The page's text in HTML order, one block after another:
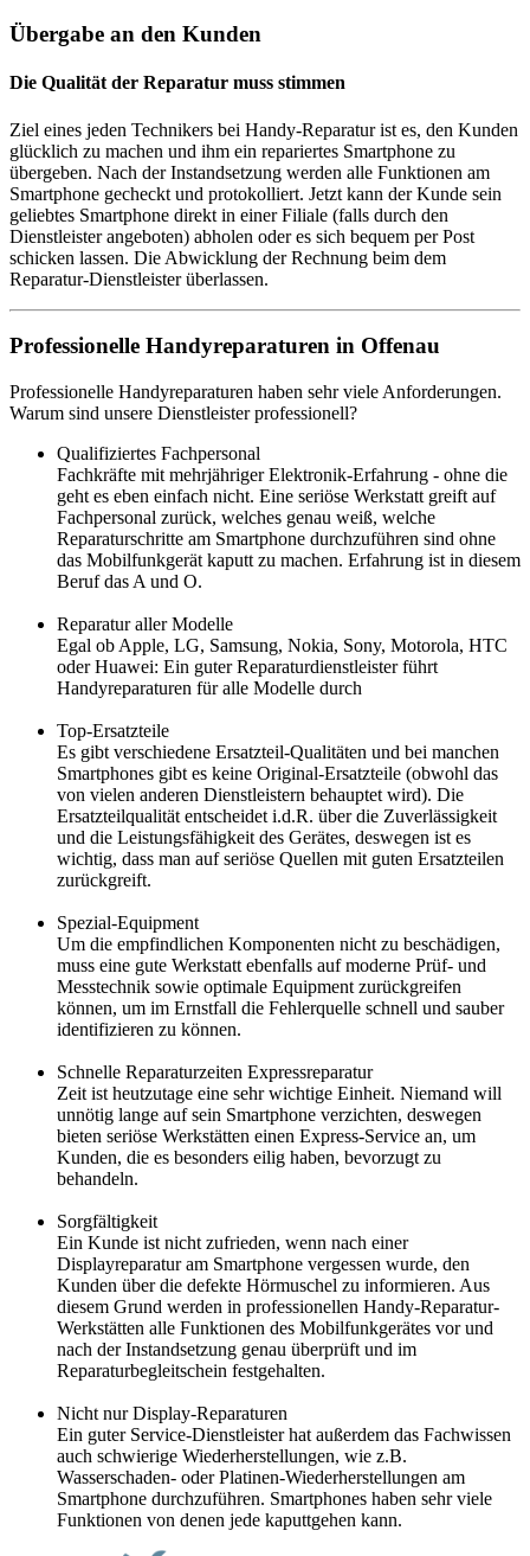
Übergabe an den Kunden
Die Qualität der Reparatur muss stimmen
Ziel eines jeden Technikers bei Handy-Reparatur ist es, den Kunden
glücklich zu machen und ihm ein repariertes Smartphone zu
übergeben. Nach der Instandsetzung werden alle Funktionen am
Smartphone gecheckt und protokolliert. Jetzt kann der Kunde sein
geliebtes Smartphone direkt in einer Filiale (falls durch den
Dienstleister angeboten) abholen oder es sich bequem per Post
schicken lassen. Die Abwicklung der Rechnung beim dem
Reparatur-Dienstleister überlassen.
Professionelle Handyreparaturen in Offenau
Professionelle Handyreparaturen haben sehr viele Anforderungen.
Warum sind unsere Dienstleister professionell?
Qualifiziertes Fachpersonal
Fachkräfte mit mehrjähriger Elektronik-Erfahrung - ohne die
geht es eben einfach nicht. Eine seriöse Werkstatt greift auf
Fachpersonal zurück, welches genau weiß, welche
Reparaturschritte am Smartphone durchzuführen sind ohne
das Mobilfunkgerät kaputt zu machen. Erfahrung ist in diesem
Beruf das A und O.
Reparatur aller Modelle
Egal ob Apple, LG, Samsung, Nokia, Sony, Motorola, HTC
oder Huawei: Ein guter Reparaturdienstleister führt
Handyreparaturen für alle Modelle durch
Top-Ersatzteile
Es gibt verschiedene Ersatzteil-Qualitäten und bei manchen
Smartphones gibt es keine Original-Ersatzteile (obwohl das
von vielen anderen Dienstleistern behauptet wird). Die
Ersatzteilqualität entscheidet i.d.R. über die Zuverlässigkeit
und die Leistungsfähigkeit des Gerätes, deswegen ist es
wichtig, dass man auf seriöse Quellen mit guten Ersatzteilen
zurückgreift.
Spezial-Equipment
Um die empfindlichen Komponenten nicht zu beschädigen,
muss eine gute Werkstatt ebenfalls auf moderne Prüf- und
Messtechnik sowie optimale Equipment zurückgreifen
können, um im Ernstfall die Fehlerquelle schnell und sauber
identifizieren zu können.
Schnelle Reparaturzeiten Expressreparatur
Zeit ist heutzutage eine sehr wichtige Einheit. Niemand will
unnötig lange auf sein Smartphone verzichten, deswegen
bieten seriöse Werkstätten einen Express-Service an, um
Kunden, die es besonders eilig haben, bevorzugt zu
behandeln.
Sorgfältigkeit
Ein Kunde ist nicht zufrieden, wenn nach einer
Displayreparatur am Smartphone vergessen wurde, den
Kunden über die defekte Hörmuschel zu informieren. Aus
diesem Grund werden in professionellen Handy-Reparatur-
Werkstätten alle Funktionen des Mobilfunkgerätes vor und
nach der Instandsetzung genau überprüft und im
Reparaturbegleitschein festgehalten.
Nicht nur Display-Reparaturen
Ein guter Service-Dienstleister hat außerdem das Fachwissen
auch schwierige Wiederherstellungen, wie z.B.
Wasserschaden- oder Platinen-Wiederherstellungen am
Smartphone durchzuführen. Smartphones haben sehr viele
Funktionen von denen jede kaputtgehen kann.